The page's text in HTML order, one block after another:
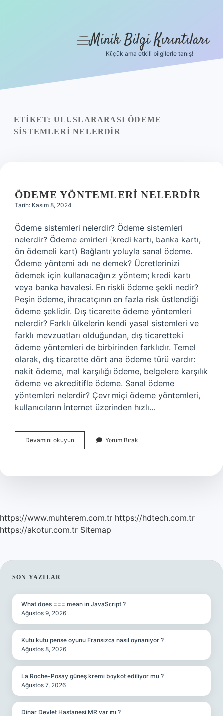
Yasal Uyarı
menüyü
Minik Bilgi Kırıntıları
Küçük ama etkili bilgilerle tanış!
ETIKET: ULUSLARARASI ÖDEME
SISTEMLERI NELERDIR
ÖDEME YÖNTEMLERI NELERDIR
Tarih: Kasım 8, 2024
Ödeme sistemleri nelerdir? Ödeme sistemleri
nelerdir? Ödeme emirleri (kredi kartı, banka kartı,
ön ödemeli kart) Bağlantı yoluyla sanal ödeme.
Ödeme yöntemi adı ne demek? Ücretlerinizi
ödemek için kullanacağınız yöntem; kredi kartı
veya banka havalesi. En riskli ödeme şekli nedir?
Peşin ödeme, ihracatçının en fazla risk üstlendiği
ödeme şeklidir. Dış ticarette ödeme yöntemleri
nelerdir? Farklı ülkelerin kendi yasal sistemleri ve
farklı mevzuatları olduğundan, dış ticaretteki
ödeme yöntemleri de birbirinden farklıdır. Temel
olarak, dış ticarette dört ana ödeme türü vardır:
nakit ödeme, mal karşılığı ödeme, belgelere karşılık
ödeme ve akreditifle ödeme. Sanal ödeme
yöntemleri nelerdir? Çevrimiçi ödeme yöntemleri,
kullanıcıların İnternet üzerinden hızlı…
Devamını okuyun
Yöntemleri
Yorum Bırak
https://www.muhterem.com.tr https://hdtech.com.tr
https://akotur.com.tr Sitemap
SIDEBAR
SON YAZILAR
What does === mean in JavaScript ?
Ağustos 9, 2026
Kutu kutu pense oyunu Fransızca nasıl oynanıyor ?
Ağustos 8, 2026
La Roche-Posay güneş kremi boykot ediliyor mu ?
Ağustos 7, 2026
Dinar Devlet Hastanesi MR var mı ?